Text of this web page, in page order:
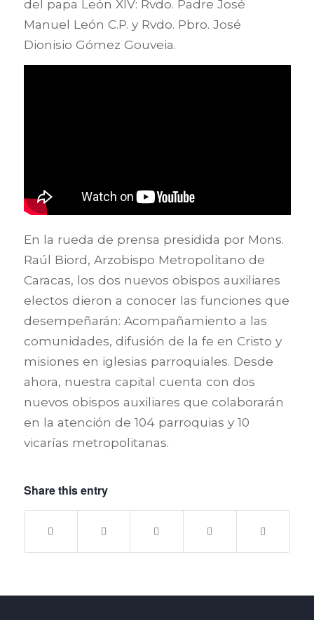
del papa León XIV: Rvdo. Padre José
Manuel León C.P. y Rvdo. Pbro. José
Dionisio Gómez Gouveia.
En la rueda de prensa presidida por Mons.
Raúl Biord, Arzobispo Metropolitano de
Caracas, los dos nuevos obispos auxiliares
electos dieron a conocer las funciones que
desempeñarán: Acompañamiento a las
comunidades, difusión de la fe en Cristo y
misiones en iglesias parroquiales. Desde
ahora, nuestra capital cuenta con dos
nuevos obispos auxiliares que colaborarán
en la atención de 104 parroquias y 10
vicarías metropolitanas.
Share this entry